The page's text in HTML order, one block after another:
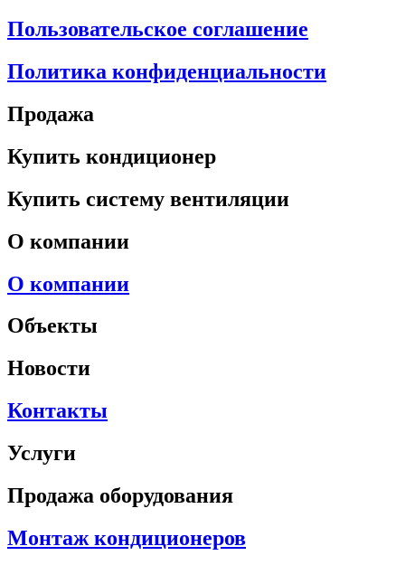
Пользовательское соглашение
Политика конфиденциальности
Продажа
Купить кондиционер
Купить систему вентиляции
О компании
О компании
Объекты
Новости
Контакты
Услуги
Продажа оборудования
Монтаж кондиционеров